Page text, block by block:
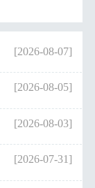
[2026-08-07]
[2026-08-05]
[2026-08-03]
[2026-07-31]